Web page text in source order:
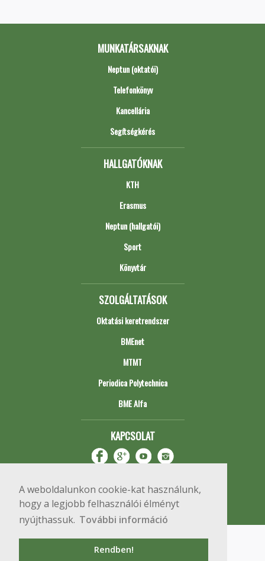
A weboldalunkon cookie-kat használunk,
hogy a legjobb felhasználói élményt
nyújthassuk. További információ
Rendben!
MUNKATÁRSAKNAK
Neptun (oktatói)
Telefonkönyv
Kancellária
Segítségkérés
HALLGATÓKNAK
KTH
Erasmus
Neptun (hallgatói)
Sport
Könyvtár
SZOLGÁLTATÁSOK
Oktatási keretrendszer
BMEnet
MTMT
Periodica Polytechnica
BME Alfa
KAPCSOLAT
Copyright © 2020 BME Építőmérnöki Kar
1111 Budapest, Műegyetem rkp. 3.